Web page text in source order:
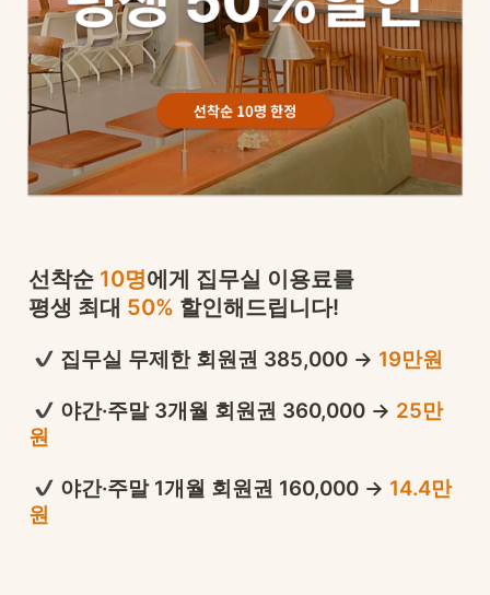
선착순 10명에게 집무실 이용료를
평생 최대 50% 할인해드립니다!
집무실 무제한 회원권 385,000 → 19만원
야간·주말 3개월 회원권 360,000 → 25만
원
야간·주말 1개월 회원권 160,000 → 14.4만
원